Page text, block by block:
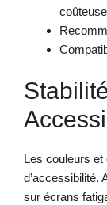
Les couleurs
d’accessibilité.
sur écrans